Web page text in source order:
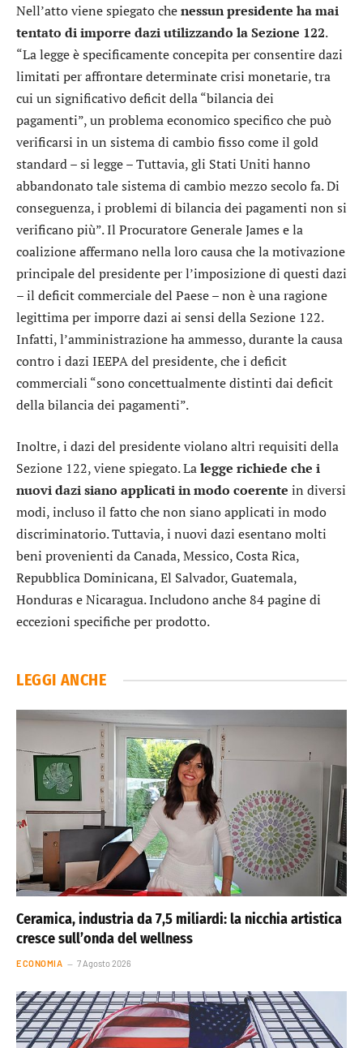
Nell’atto viene spiegato chenessun presidente ha mai
tentato di imporre dazi utilizzando la Sezione 122.
“La legge è specificamente concepita per consentire dazi
limitati per affrontare determinate crisi monetarie, tra
cui un significativo deficit della “bilancia dei
pagamenti”, un problema economico specifico che può
verificarsi in un sistema di cambio fisso come il gold
standard – si legge – Tuttavia, gli Stati Uniti hanno
abbandonato tale sistema di cambio mezzo secolo fa. Di
conseguenza, i problemi di bilancia dei pagamenti non si
verificano più”. Il Procuratore Generale James e la
coalizione affermano nella loro causa che la motivazione
principale del presidente per l’imposizione di questi dazi
– il deficit commerciale del Paese – non è una ragione
legittima per imporre dazi ai sensi della Sezione 122.
Infatti, l’amministrazione ha ammesso, durante la causa
contro i dazi IEEPA del presidente, che i deficit
commerciali “sono concettualmente distinti dai deficit
della bilancia dei pagamenti”.
Inoltre, i dazi del presidente violano altri requisiti della
Sezione 122, viene spiegato. Lalegge richiede che i
nuovi dazi siano applicati in modo coerente in diversi
modi, incluso il fatto che non siano applicati in modo
discriminatorio. Tuttavia, i nuovi dazi esentano molti
beni provenienti da Canada, Messico, Costa Rica,
Repubblica Dominicana, El Salvador, Guatemala,
Honduras e Nicaragua. Includono anche 84 pagine di
eccezioni specifiche per prodotto.
LEGGI ANCHE
Ceramica, industria da 7,5 miliardi: la nicchia artistica
cresce sull’onda del wellness
ECONOMIA 7 Agosto 2026